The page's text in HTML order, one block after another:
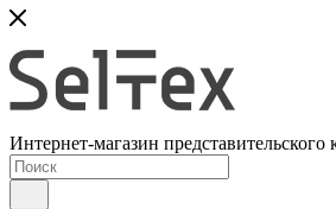
Интернет-магазин представительского